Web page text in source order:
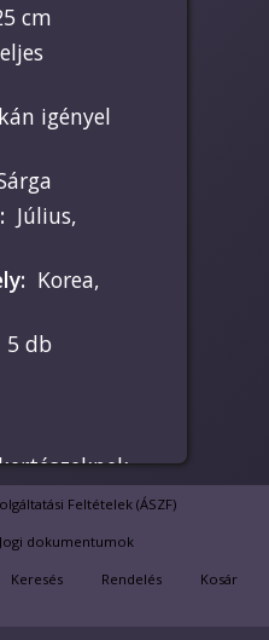
cm
igényel
: Július,
: Korea,
5 db
Feltételek (ÁSZF)
Jogi dokumentumok
Keresés Rendelés Kosár